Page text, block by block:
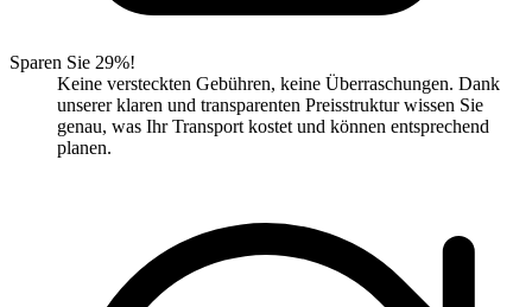
Sparen Sie 29%!
Keine versteckten Gebühren, keine Überraschungen. Dank
unserer klaren und transparenten Preisstruktur wissen Sie
genau, was Ihr Transport kostet und können entsprechend
planen.